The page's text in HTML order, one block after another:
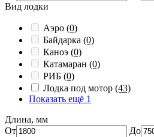
Вид лодки
Аэро (0)
Байдарка (0)
Каноэ (0)
Катамаран (0)
РИБ (0)
Лодка под мотор (43)
Показать ещё 1
Длина, мм
От
До